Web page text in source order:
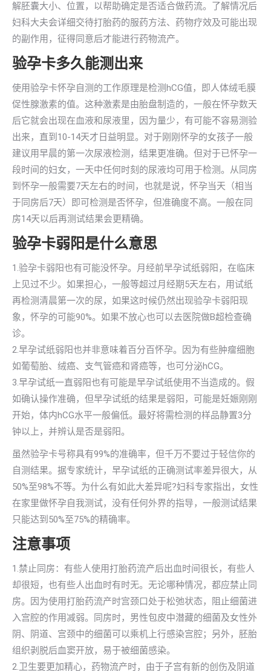
解胚囊大小、位置，以帮助确定是否适合做药流。了解情况后
妇科大夫会详细交待打胎药的服药方法、药物疗效及可能出现
的副作用，征得同意后才能进行药物流产。
验孕卡多久能测出来
使用验孕卡怀孕自测的工作原理是检测hCG值，即人体绒毛膜
促性腺激素的值。这种激素是由胎盘制造的，一般在怀孕数天
后它就会出现在血液和尿液里，因为量少，有可能不容易测验
出来，直到10-14天才日益明显。对于刚刚怀孕的女孩子一般
建议用早晨的第一次尿液检测，结果更准确。但对于已怀孕一
段时间的妇女，一天中任何时刻的尿液均可用于检测。从同房
到怀孕一般需要7天左右的时间，也就是说，怀孕当天（相当
于同房后7天）即可检测是否怀孕，但准确度不高。一般在同
房14天以后再测试结果会更精确。
验孕卡弱阳是什么意思
1.验孕卡弱阳也有可能没怀孕。月经前早孕试纸弱阳，在临床
上见过不少。如果担心，一般等超过月经期5天左右，用试纸
再检测清晨第一次的尿，如果这时候仍然出现验孕卡弱阳现
象，怀孕的可能90%。如果不放心也可以去医院做B超检查确
诊。
2.早孕试纸弱阳也并非意味着百分百怀孕。因为有些肿瘤细胞
如葡萄胎、绒癌、支气管癌和肾癌等，也可分泌hCG。
3.早孕试纸一直弱阳也有可能是早孕试纸使用不当造成的。假
如确认操作准确，但早孕试纸的结果是弱阳，可能是妊娠刚刚
开始，体内hCG水平一般偏低。最好将需检测的样品静置3分
钟以上，并辨认是否是弱阳。
虽然验孕卡号称具有99%的准确率，但千万不要过于轻信你的
自测结果。据专家统计，早孕试纸的正确测试率差异很大，从
50%至98%不等。为什么有如此大差异呢?妇科专家指出，女性
在家里做怀孕自我测试，没有任何外界的指导，一般测试结果
只能达到50%至75%的精确率。
注意事项
1.禁止同房：有些人使用打胎药流产后出血时间很长，有些人
却很短，也有些人出血时有时无。无论哪种情况，都应禁止同
房。因为使用打胎药流产时宫颈口处于松弛状态，阻止细菌进
入宫腔的作用减弱。同房时，男性包皮中潜藏的细菌及女性外
阴、阴道、宫颈中的细菌可以乘机上行感染宫腔；另外，胚胎
组织剥脱后血窦开放，易于被细菌感染。
2.卫生要更加精心，药物流产时，由于子宫有新的创伤及阴道